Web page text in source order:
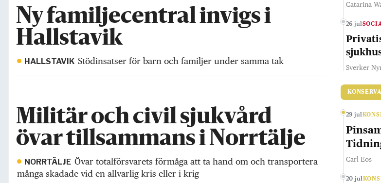
Ny familjecentral invigs i
Hallstavik
HALLSTAVIK Stödinsatser för barn och familjer under samma tak
Militär och civil sjukvård
övar tillsammans i Norrtälje
NORRTÄLJE Övar totalförsvarets förmåga att ta hand om och transportera
många skadade vid en allvarlig kris eller i krig
Catarina
26 jul
Sverker
29 jul
Carl Eos
20 jul